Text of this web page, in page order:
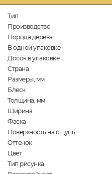
Тип
Производство
Порода дерева
В одной упаковке
Досок в упаковке
Страна
Размеры, мм
Блеск
Толщина, мм
Ширина
Фаска
Поверхность на ощупь
Оттенок
Цвет
Тип рисунка